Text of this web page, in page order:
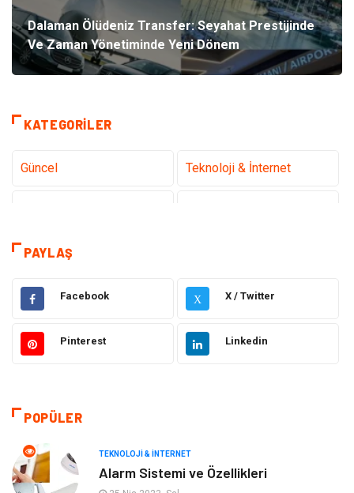
Dalaman Ölüdeniz Transfer: Seyahat Prestijinde
Ve Zaman Yönetiminde Yeni Dönem
KATEGORILER
Güncel Teknoloji & İnternet
Kamera Sistemleri
Elektrik & Elektronik Gıda
Güzellik & Bakım Otomotiv
Tatil
Bilgisayar & Yazılım Genel Kültür
PAYLAŞ
Facebook X X / Twitter
Pinterest Linkedin
POPÜLER
TEKNOLOJI & İNTERNET
Alarm Sistemi ve Özellikleri